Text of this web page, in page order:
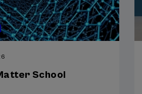
School